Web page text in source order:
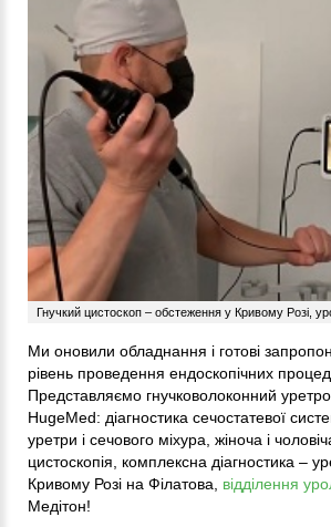
Гнучкий цистоскоп – обстеження у Кривому Розі,
Ми оновили обладнання і готові
рівень проведення ендоскопічних
Представляємо гнучковолоконний
HugeMed: діагностика сечостатевої
уретри і сечового міхура, жіноча і
цистоскопія, комплексна діагностика –
Кривому Розі на Філатова, відділення
Медітон!